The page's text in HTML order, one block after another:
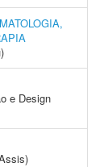
e Design